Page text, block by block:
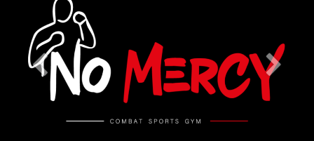
Vorherig Weiter